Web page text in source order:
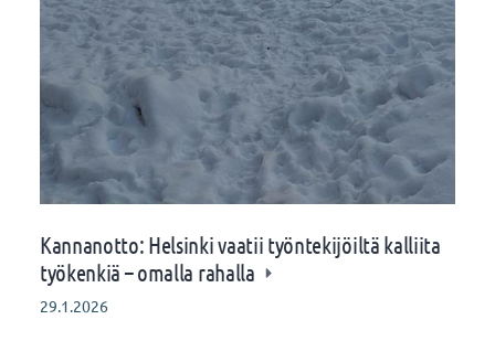
Kannanotto: Helsinki vaatii työntekijöiltä kalliita
työkenkiä – omalla rahalla
29.1.2026